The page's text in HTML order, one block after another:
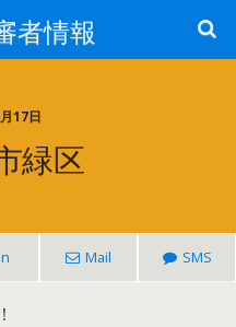
者情報
17日
緑区
Mail SMS